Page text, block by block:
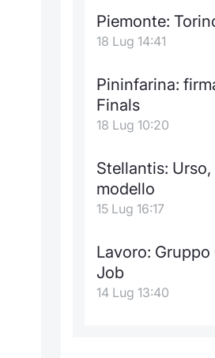
Piemonte:
18 Lug 14:41
Pininfarina:
Finals
18 Lug 10:20
Stellantis:
modello
15 Lug 16:17
Lavoro:
Job
14 Lug 13:40